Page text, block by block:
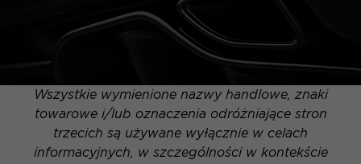
Wszystkie wymienione nazwy handlowe, znaki
towarowe i/lub oznaczenia odróżniające stron
trzecich są używane wyłącznie w celach
informacyjnych, w szczególności w kontekście